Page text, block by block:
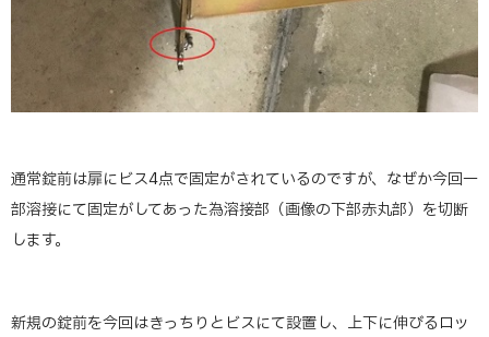
通常錠前は扉にビス4点で固定がされているのですが、なぜか今回一
部溶接にて固定がしてあった為溶接部（画像の下部赤丸部）を切断
します。
新規の錠前を今回はきっちりとビスにて設置し、上下に伸びるロッ